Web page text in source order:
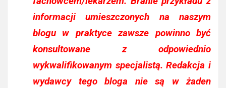
informacji umieszczonych na naszym
blogu w praktyce zawsze powinno być
konsultowane z odpowiednio
wykwalifikowanym specjalistą. Redakcja i
wydawcy tego bloga nie są w żaden